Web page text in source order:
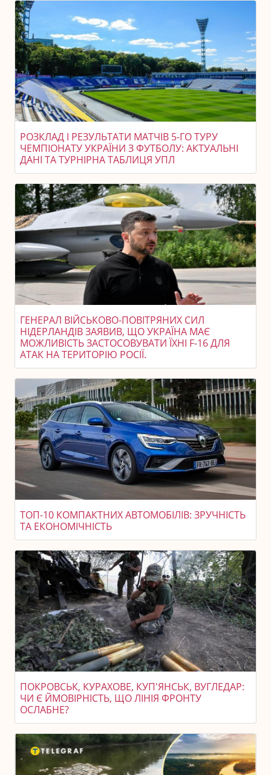
РОЗКЛАД І РЕЗУЛЬТАТИ МАТЧІВ 5-ГО ТУРУ
ЧЕМПІОНАТУ УКРАЇНИ З ФУТБОЛУ: АКТУАЛЬНІ
ДАНІ ТА ТУРНІРНА ТАБЛИЦЯ УПЛ
ГЕНЕРАЛ ВІЙСЬКОВО-ПОВІТРЯНИХ СИЛ
НІДЕРЛАНДІВ ЗАЯВИВ, ЩО УКРАЇНА МАЄ
МОЖЛИВІСТЬ ЗАСТОСОВУВАТИ ЇХНІ F-16 ДЛЯ
АТАК НА ТЕРИТОРІЮ РОСІЇ.
ТОП-10 КОМПАКТНИХ АВТОМОБІЛІВ: ЗРУЧНІСТЬ
ТА ЕКОНОМІЧНІСТЬ
ПОКРОВСЬК, КУРАХОВЕ, КУП'ЯНСЬК, ВУГЛЕДАР:
ЧИ Є ЙМОВІРНІСТЬ, ЩО ЛІНІЯ ФРОНТУ
ОСЛАБНЕ?